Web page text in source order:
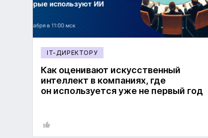
IT-ДИРЕКТОРУ
Как оценивают искусственный
интеллект в компаниях, где
он используется уже не первый год